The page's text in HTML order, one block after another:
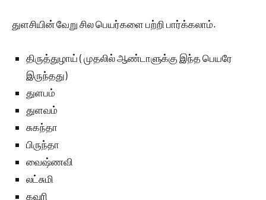
துளசியின் வேறு சில பெயர்களை பற்றி பார்க்கலாம்.
திருத்துழாய் ( முதலில் ஆண்டாளுக்கு இந்த பெயரே
இருந்தது)
துளபம்
துளவம்
சுகந்தா
பிருந்தா
வைஷ்ணவி
லட்சுமி
கவுரி